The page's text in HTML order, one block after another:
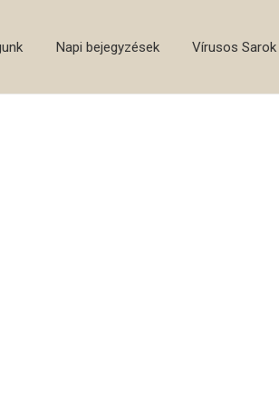
Napi bejegyzések Vírusos Sarok